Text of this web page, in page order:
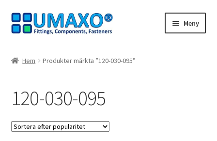
Hoppa
till
Hoppa
till
Meny
Avtryck
Dra dig ur kontraktet
Hem Produkter märkta ”120-030-095”
120-030-095